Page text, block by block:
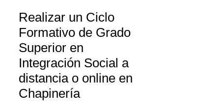
Realizar un Ciclo
Formativo de Grado
Superior en
Integración Social a
distancia o online en
Chapinería